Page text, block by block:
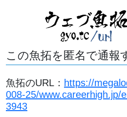
この魚拓を匿名で通報
魚拓のURL： https://
008-25/www.careerhigh.jp/
3943